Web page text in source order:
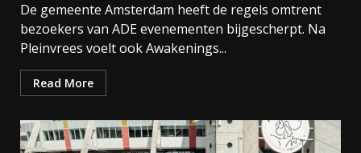
De gemeente Amsterdam heeft de regels omtrent
bezoekers van ADE evenementen bijgescherpt. Na
Pleinvrees voelt ook Awakenings...
Read More